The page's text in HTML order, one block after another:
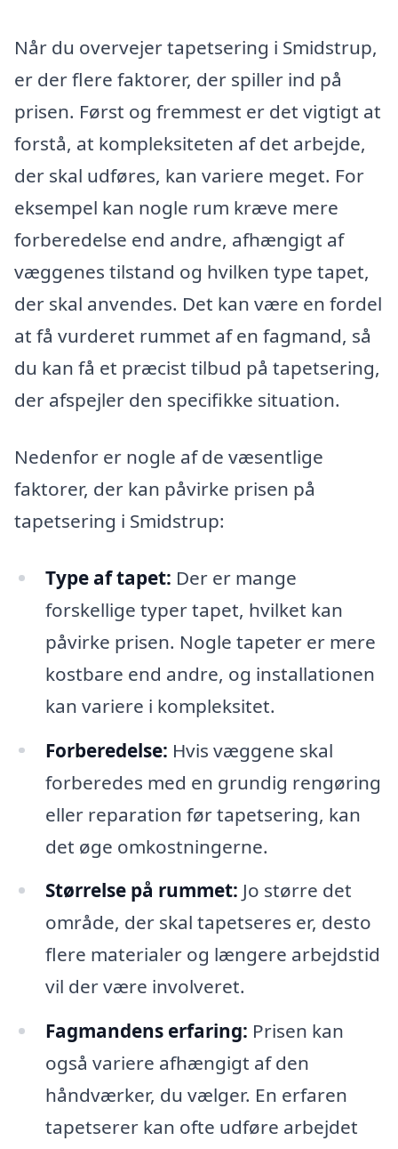
Når du overvejer tapetsering i Smidstrup,
er der flere faktorer, der spiller ind på
prisen. Først og fremmest er det vigtigt at
forstå, at kompleksiteten af det arbejde,
der skal udføres, kan variere meget. For
eksempel kan nogle rum kræve mere
forberedelse end andre, afhængigt af
væggenes tilstand og hvilken type tapet,
der skal anvendes. Det kan være en fordel
at få vurderet rummet af en fagmand, så
du kan få et præcist tilbud på tapetsering,
der afspejler den specifikke situation.
Nedenfor er nogle af de væsentlige
faktorer, der kan påvirke prisen på
tapetsering i Smidstrup:
Type af tapet: Der er mange
forskellige typer tapet, hvilket kan
påvirke prisen. Nogle tapeter er mere
kostbare end andre, og installationen
kan variere i kompleksitet.
Forberedelse: Hvis væggene skal
forberedes med en grundig rengøring
eller reparation før tapetsering, kan
det øge omkostningerne.
Størrelse på rummet: Jo større det
område, der skal tapetseres er, desto
flere materialer og længere arbejdstid
vil der være involveret.
Fagmandens erfaring: Prisen kan
også variere afhængigt af den
håndværker, du vælger. En erfaren
tapetserer kan ofte udføre arbejdet